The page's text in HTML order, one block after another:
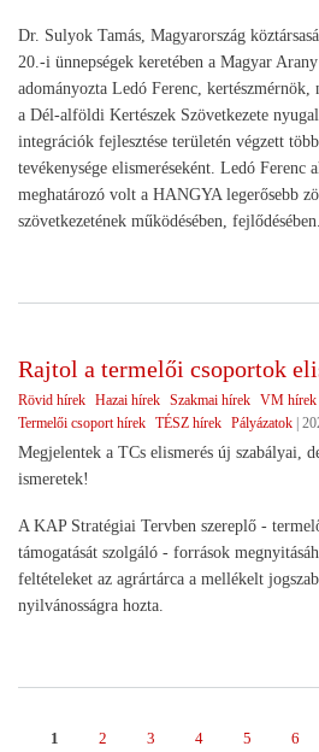
Dr. Sulyok Tamás, Magyarország
20.-i ünnepségek keretében a Magyar
adományozta Ledó Ferenc, kertészmérnök,
a Dél-alföldi Kertészek Szövetkezete
integrációk fejlesztése területén végzett
tevékenysége elismeréseként. Ledó Ferenc
meghatározó volt a HANGYA legerősebb
szövetkezetének működésében, fejlődésében.
Rajtol a termelői csoportok
Rövid hírek Hazai hírek Szakmai hírek VM hírek
Termelői csoport hírek TÉSZ hírek Pályázatok
Megjelentek a TCs elismerés új szabályai,
ismeretek!
A KAP Stratégiai Tervben szereplő -
támogatását szolgáló - források
feltételeket az agrártárca a mellékelt
nyilvánosságra hozta.
Page
1 Page
2 Page
3 Page
4 Page
5 Page
6